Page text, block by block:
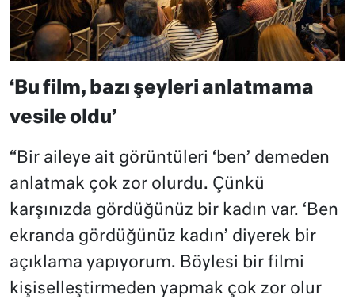
‘Bu film, bazı şeyleri anlatmama
vesile oldu’
“Bir aileye ait görüntüleri ‘ben’ demeden
anlatmak çok zor olurdu. Çünkü
karşınızda gördüğünüz bir kadın var. ‘Ben
ekranda gördüğünüz kadın’ diyerek bir
açıklama yapıyorum. Böylesi bir filmi
kişiselleştirmeden yapmak çok zor olur